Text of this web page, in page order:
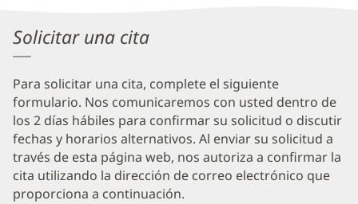
Solicitar una cita
Para solicitar una cita, complete el siguiente
formulario. Nos comunicaremos con usted dentro de
los 2 días hábiles para confirmar su solicitud o discutir
fechas y horarios alternativos. Al enviar su solicitud a
través de esta página web, nos autoriza a confirmar la
cita utilizando la dirección de correo electrónico que
proporciona a continuación.